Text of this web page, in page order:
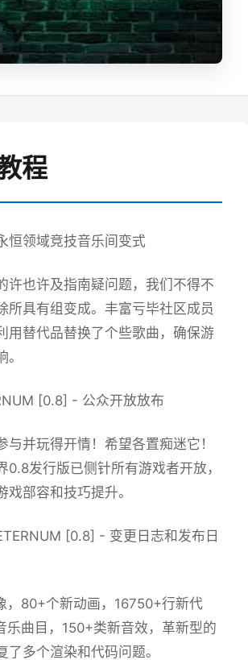
程
恒领域竞技音乐间变式
许也许及指南疑问题，我们不得不
所具有组变成。丰富亏毕社区成员
用替代品替换了个些歌曲，确保游
[0.8] - 公众开放放布
与并玩得开情！希望各置痴迷它！
0.8发行版已侧针所有游戏者开放，
戏部容和技巧提升。
[0.8] - 变更日志和发布日
，80+个新动画，16750+行新代
乐曲目，150+类新音效，革新型的
了多个渲染和代码问题。